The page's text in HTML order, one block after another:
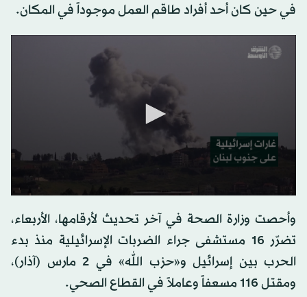
في حين كان أحد أفراد طاقم العمل موجوداً في المكان.
seconds
of
seconds
وأحصت وزارة الصحة في آخر تحديث لأرقامها، الأربعاء،
تضرّر 16 مستشفى جراء الضربات الإسرائيلية منذ بدء
الحرب بين إسرائيل و«حزب الله» في 2 مارس (آذار)،
ومقتل 116 مسعفاً وعاملاً في القطاع الصحي.